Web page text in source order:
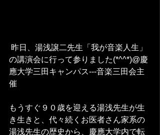
の講演会に行って参りました(*^^*)@慶
應大学三田キャンパス---音楽三田会主
催
もうすぐ９０歳を迎える湯浅先生が生
き生きと、代々続くお医者さん家系の
湯浅先生の歴史から、慶應大学内で転